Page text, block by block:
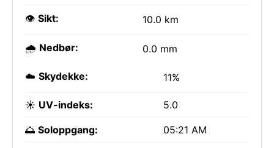
👁️ Sikt: 10.0 km
🌧️ Nedbør: 0.0 mm
☁️ Skydekke: 11%
☀️ UV-indeks: 5.0
🌅 Soloppgang: 05:21 AM